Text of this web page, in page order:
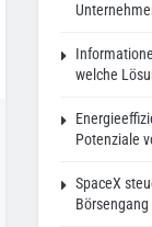
welche
Potenziale
SpaceX
Börsengang